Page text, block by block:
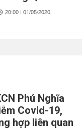
20:00 | 01/05/2020
Phú Nghĩa
Covid-19,
hợp liên quan